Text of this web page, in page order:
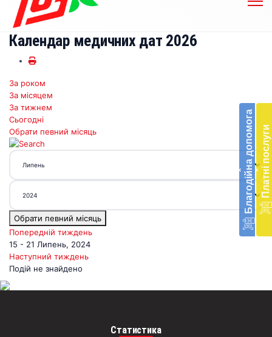
‹ Благодійна допомогав
‹ Платні послуги
Календар медичних дат 2026
За роком
За місяцем
За тижнем
Сьогодні
Обрати певний місяць
Обрати певний місяць
Попередній тиждень
15 - 21 Липень, 2024
Наступний тиждень
Подій не знайдено
Статистика